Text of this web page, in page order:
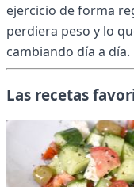
ejercicio de forma
perdiera peso y lo
cambiando día a día.
Las recetas